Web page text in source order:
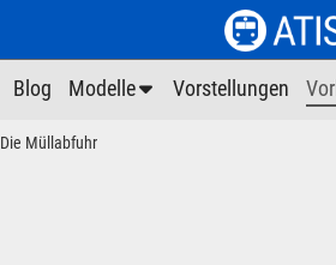
Blog Modelle Vorstellungen
Die Müllabfuhr